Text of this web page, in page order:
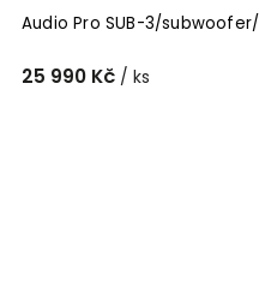
Audio Pro SUB-3/subwoofer/
25 990 Kč / ks